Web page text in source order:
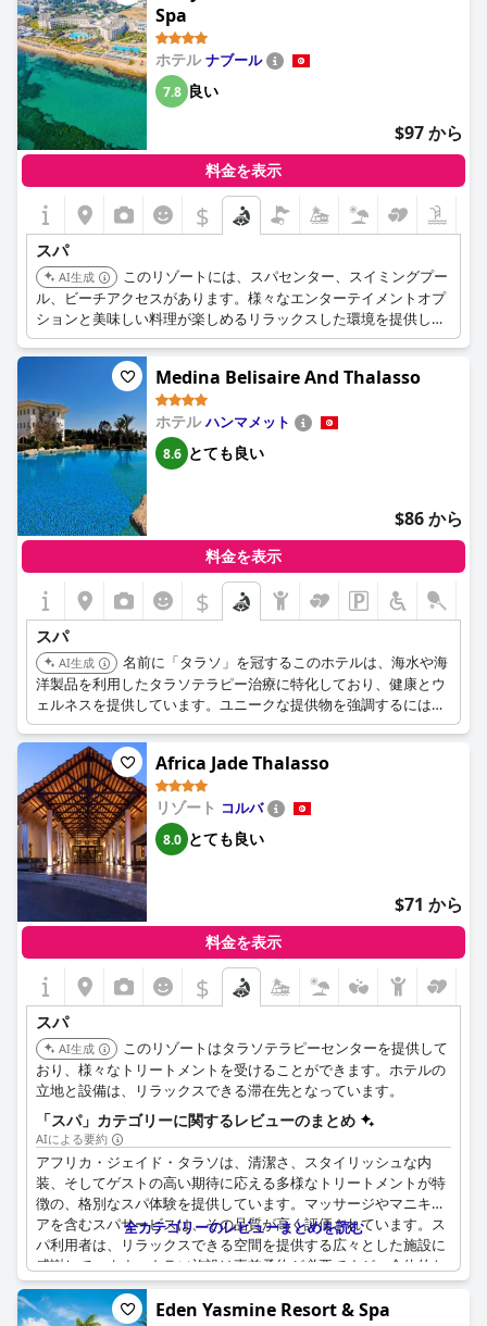
Spa
ホテルナブール
7.8 良い
$97 から
料金を表示
$
スパ
AI生成
このリゾートには、スパセンター、スイミングプー
ル、ビーチアクセスがあります。様々なエンターテイメントオプ
ションと美味しい料理が楽しめるリラックスした環境を提供して
います。
Medina Belisaire And Thalasso
ホテルハンマメット
8.6 とても良い
$86 から
料金を表示
$
スパ
AI生成
名前に「タラソ」を冠するこのホテルは、海水や海
洋製品を利用したタラソテラピー治療に特化しており、健康とウ
ェルネスを提供しています。ユニークな提供物を強調するには、
より具体的な詳細が必要です。
Africa Jade Thalasso
リゾート コルバ
8.0 とても良い
$71 から
料金を表示
$
スパ
AI生成
このリゾートはタラソテラピーセンターを提供して
おり、様々なトリートメントを受けることができます。ホテルの
立地と設備は、リラックスできる滞在先となっています。
「スパ」カテゴリーに関するレビューのまとめ
AIによる要約
アフリカ・ジェイド・タラソは、清潔さ、スタイリッシュな内
装、そしてゲストの高い期待に応える多様なトリートメントが特
徴の、格別なスパ体験を提供しています。マッサージやマニキュ
アを含むスパサービスは、その品質が高く評価されています。ス
パ利用者は、リラックスできる空間を提供する広々とした施設に
感謝しています。タラソ施設は事前予約が必要ですが、全体的な
環境とサービスは一流で申し分ないと評価されています。ウェブ
サイトの表示と実際には若干の相違があるものの、スパはホテル
全カテゴリーのレビューまとめを読む
Eden Yasmine Resort & Spa